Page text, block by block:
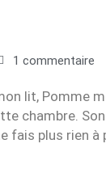
1 commentaire
lit, Pomme
chambre.
fais plus rien